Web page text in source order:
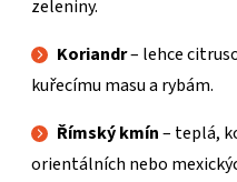
zeleniny.
Koriandr– lehce
kuřecímu masu a rybám.
Římský kmín– teplá,
orientálních nebo